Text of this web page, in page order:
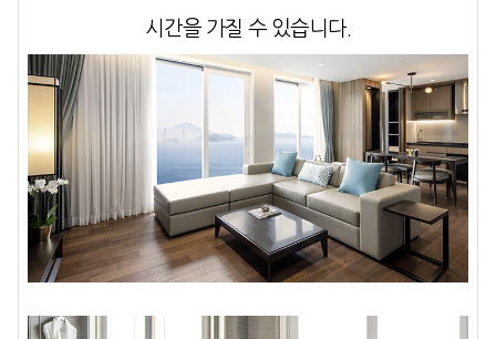
시간을 가질 수 있습니다.